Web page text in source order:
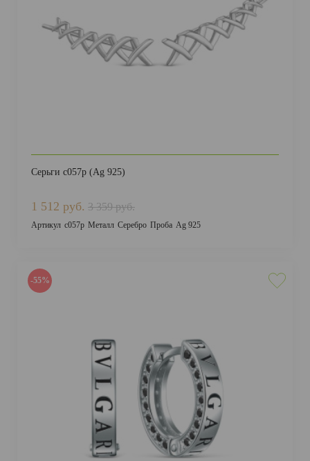
Серьги с057р (Ag 925)
1 512 руб. 3 359 руб.
Артикул с057р Металл Серебро Проба Ag 925
-55%